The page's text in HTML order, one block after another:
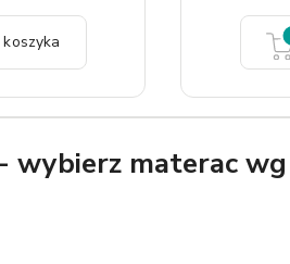
wybierz materac